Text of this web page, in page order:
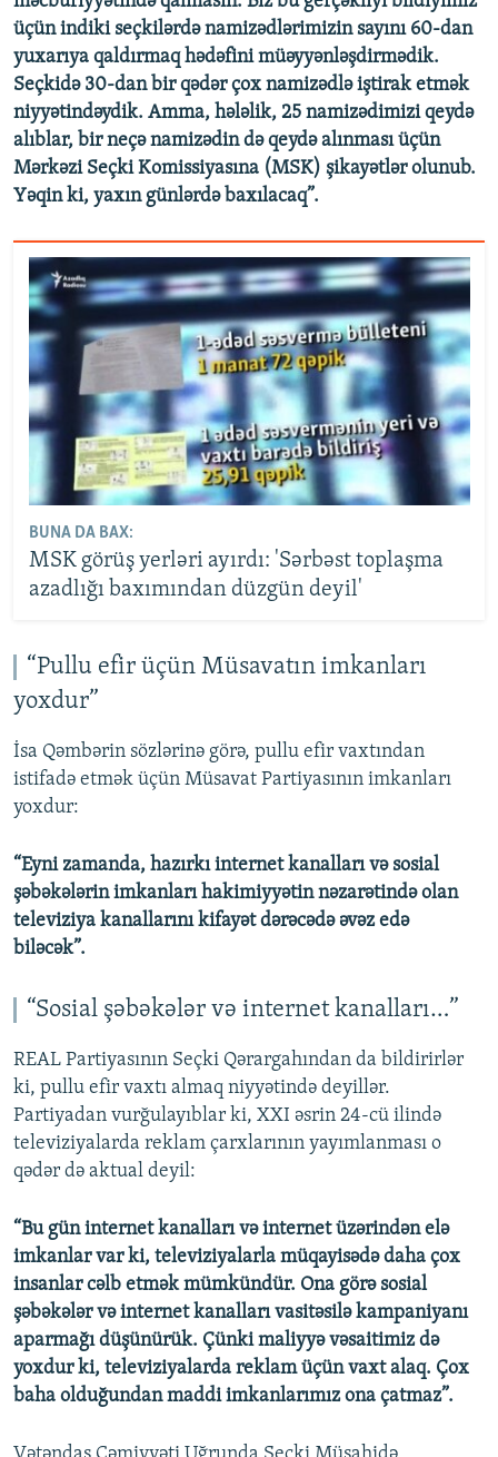
üçün indiki seçkilərdə namizədlərimizin sayını 60-dan
yuxarıya qaldırmaq hədəfini müəyyənləşdirmədik.
Seçkidə 30-dan bir qədər çox namizədlə iştirak etmək
niyyətindəydik. Amma, hələlik, 25 namizədimizi qeydə
alıblar, bir neçə namizədin də qeydə alınması üçün
Mərkəzi Seçki Komissiyasına (MSK) şikayətlər olunub.
Yəqin ki, yaxın günlərdə baxılacaq”.
BUNA DA BAX:
MSK görüş yerləri ayırdı: 'Sərbəst toplaşma
azadlığı baxımından düzgün deyil'
“Pullu efir üçün Müsavatın imkanları
yoxdur”
İsa Qəmbərin sözlərinə görə, pullu efir vaxtından
istifadə etmək üçün Müsavat Partiyasının imkanları
yoxdur:
“Eyni zamanda, hazırkı internet kanalları və sosial
şəbəkələrin imkanları hakimiyyətin nəzarətində olan
televiziya kanallarını kifayət dərəcədə əvəz edə
biləcək”.
“Sosial şəbəkələr və internet kanalları…”
REAL Partiyasının Seçki Qərargahından da bildirirlər
ki, pullu efir vaxtı almaq niyyətində deyillər.
Partiyadan vurğulayıblar ki, XXI əsrin 24-cü ilində
televiziyalarda reklam çarxlarının yayımlanması o
qədər də aktual deyil:
“Bu gün internet kanalları və internet üzərindən elə
imkanlar var ki, televiziyalarla müqayisədə daha çox
insanlar cəlb etmək mümkündür. Ona görə sosial
şəbəkələr və internet kanalları vasitəsilə kampaniyanı
aparmağı düşünürük. Çünki maliyyə vəsaitimiz də
yoxdur ki, televiziyalarda reklam üçün vaxt alaq. Çox
baha olduğundan maddi imkanlarımız ona çatmaz”.